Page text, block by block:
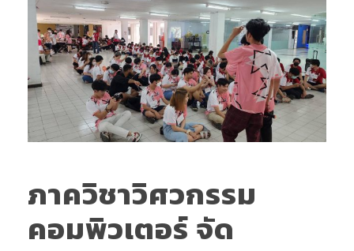
ภาควิชาวิศวกรรม
คอมพิวเตอร์ จัด